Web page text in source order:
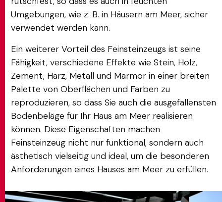
Umgebungen, wie z. B. in Häusern am Meer, sicher
verwendet werden kann.
Ein weiterer Vorteil des Feinsteinzeugs ist seine
Fähigkeit, verschiedene Effekte wie Stein, Holz,
Zement, Harz, Metall und Marmor in einer breiten
Palette von Oberflächen und Farben zu
reproduzieren, so dass Sie auch die ausgefallensten
Bodenbeläge für Ihr Haus am Meer realisieren
können. Diese Eigenschaften machen
Feinsteinzeug nicht nur funktional, sondern auch
ästhetisch vielseitig und ideal, um die besonderen
Anforderungen eines Hauses am Meer zu erfüllen.